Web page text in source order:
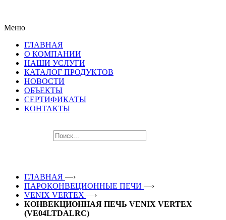
Меню
ГЛАВНАЯ
О КОМПАНИИ
НАШИ УСЛУГИ
КАТАЛОГ ПРОДУКТОВ
НОВОСТИ
ОБЪЕКТЫ
СЕРТИФИКАТЫ
КОНТАКТЫ
ГЛАВНАЯ —›
ПАРОКОНВЕЦИОННЫЕ ПЕЧИ —›
VENIX VERTEX —›
КОНВЕКЦИОННАЯ ПЕЧЬ VENIX VERTEX
(VE04LTDALRС)